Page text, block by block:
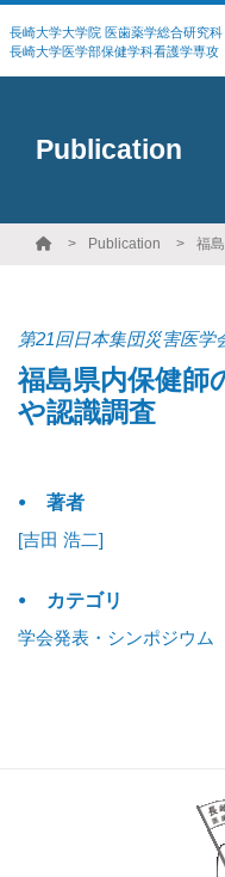
長崎大学大学院 医歯薬学総合研究
長崎大学医学部保健学科看護学専攻
Publication
Publication
第21回日本集団災害医学
福島県内保健師
や認識調査
著者
[吉田 浩二]
カテゴリ
学会発表・シンポジウム